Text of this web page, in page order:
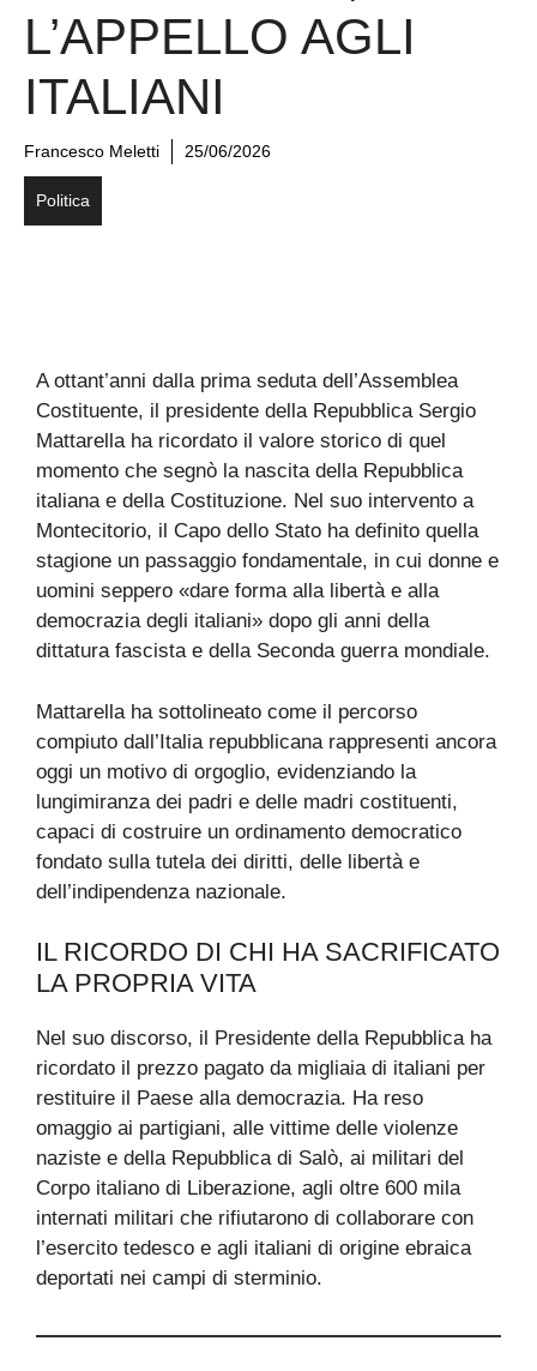
L’APPELLO AGLI
ITALIANI
Francesco Meletti 25/06/2026
Politica
A ottant’anni dalla prima seduta dell’Assemblea
Costituente, il presidente della Repubblica Sergio
Mattarella ha ricordato il valore storico di quel
momento che segnò la nascita della Repubblica
italiana e della Costituzione. Nel suo intervento a
Montecitorio, il Capo dello Stato ha definito quella
stagione un passaggio fondamentale, in cui donne e
uomini seppero «dare forma alla libertà e alla
democrazia degli italiani» dopo gli anni della
dittatura fascista e della Seconda guerra mondiale.
Mattarella ha sottolineato come il percorso
compiuto dall’Italia repubblicana rappresenti ancora
oggi un motivo di orgoglio, evidenziando la
lungimiranza dei padri e delle madri costituenti,
capaci di costruire un ordinamento democratico
fondato sulla tutela dei diritti, delle libertà e
dell’indipendenza nazionale.
IL RICORDO DI CHI HA SACRIFICATO
LA PROPRIA VITA
Nel suo discorso, il Presidente della Repubblica ha
ricordato il prezzo pagato da migliaia di italiani per
restituire il Paese alla democrazia. Ha reso
omaggio ai partigiani, alle vittime delle violenze
naziste e della Repubblica di Salò, ai militari del
Corpo italiano di Liberazione, agli oltre 600 mila
internati militari che rifiutarono di collaborare con
l’esercito tedesco e agli italiani di origine ebraica
deportati nei campi di sterminio.